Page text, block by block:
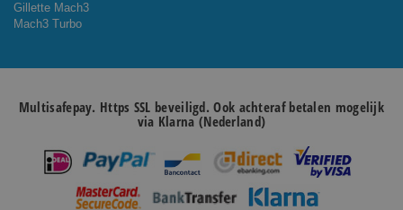
Gillette Mach3
Mach3 Turbo
Multisafepay. Https SSL beveiligd. Ook achteraf betalen mogelijk
via Klarna (Nederland)